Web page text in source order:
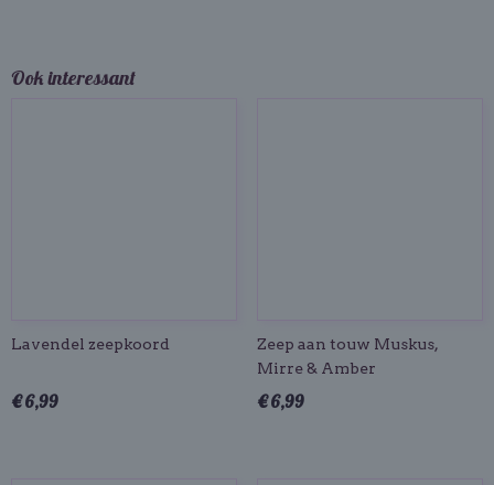
Ook interessant
Lavendel zeepkoord
€ 6,99
Zeep aan touw Muskus,
Mirre & Amber
€ 6,99